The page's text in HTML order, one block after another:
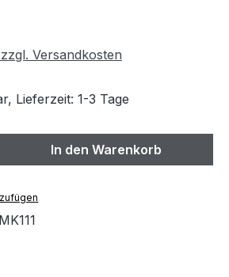
Versandkosten
Lieferzeit: 1-3 Tage
Gib den
In den Warenkorb
MK111